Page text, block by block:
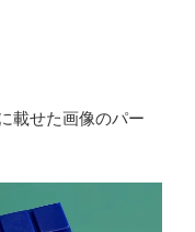
載せた画像のパー